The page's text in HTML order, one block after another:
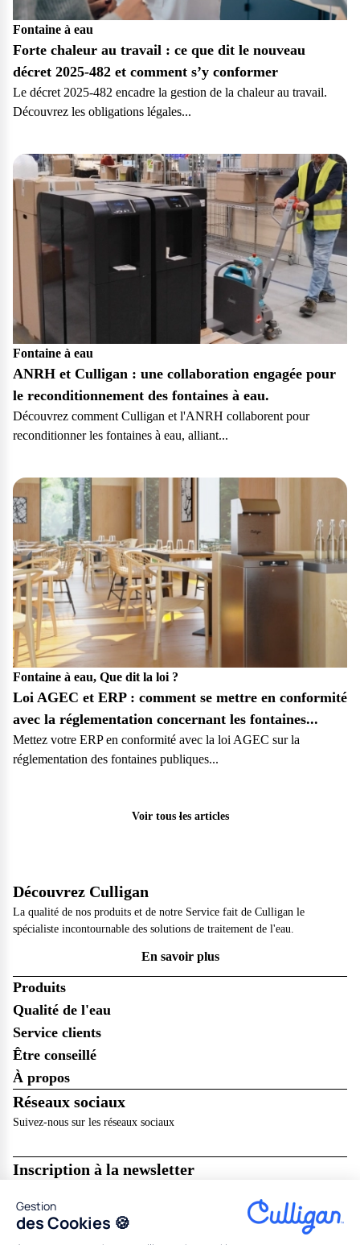
Gestion
des Cookies 🍪
Fontaine à eau
Forte chaleur au travail : ce que dit le nouveau
décret 2025-482 et comment s’y conformer
Le décret 2025-482 encadre la gestion de la chaleur au travail.
Découvrez les obligations légales...
Fontaine à eau
ANRH et Culligan : une collaboration engagée pour
le reconditionnement des fontaines à eau.
Découvrez comment Culligan et l'ANRH collaborent pour
reconditionner les fontaines à eau, alliant...
Fontaine à eau, Que dit la loi ?
Loi AGEC et ERP : comment se mettre en conformité
avec la réglementation concernant les fontaines...
Mettez votre ERP en conformité avec la loi AGEC sur la
réglementation des fontaines publiques...
Voir tous les articles
Découvrez Culligan
La qualité de nos produits et de notre Service fait de Culligan le
spécialiste incontournable des solutions de traitement de l'eau.
En savoir plus
Produits
Qualité de l'eau
Service clients
Être conseillé
À propos
Réseaux sociaux
Suivez-nous sur les réseaux sociaux
Inscription à la newsletter